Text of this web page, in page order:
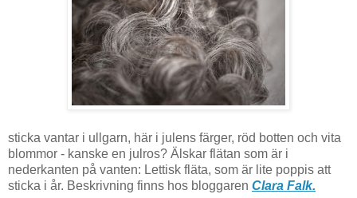
sticka vantar i ullgarn, här i julens färger, röd botten och vita
blommor - kanske en julros? Älskar flätan som är i
nederkanten på vanten: Lettisk fläta, som är lite poppis att
sticka i år. Beskrivning finns hos bloggaren Clara Falk.